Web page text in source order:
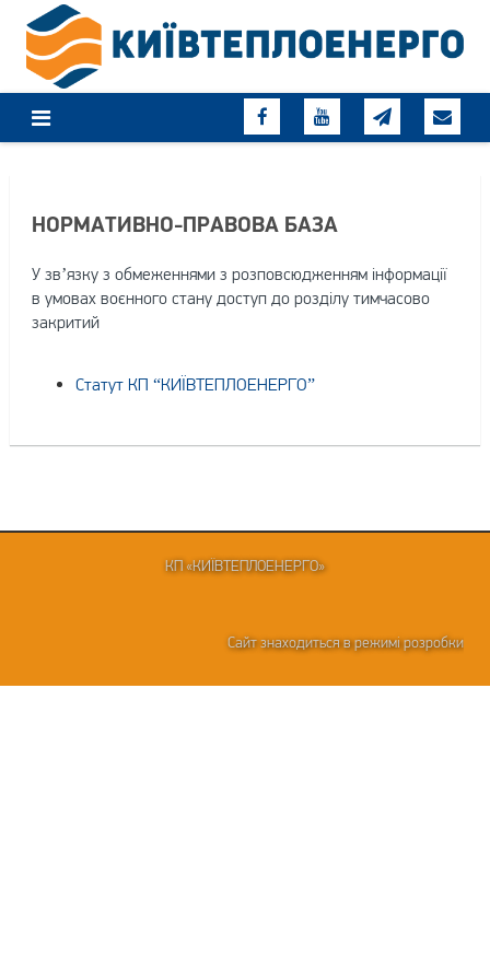
content
НОРМАТИВНО-ПРАВОВА БАЗА
У зв’язку з обмеженнями з розповсюдженням інформації
в умовах воєнного стану доступ до розділу тимчасово
закритий
Статут КП “КИЇВТЕПЛОЕНЕРГО”
КП «КИЇВТЕПЛОЕНЕРГО»
Сайт знаходиться в режимі розробки